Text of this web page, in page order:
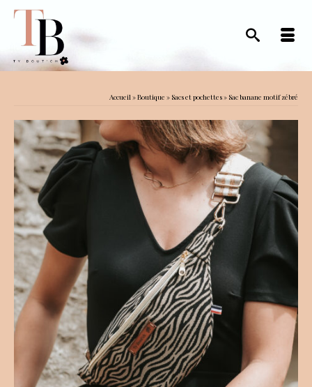
Accueil»Boutique » Sacs et pochettes» Sac banane motif zébré